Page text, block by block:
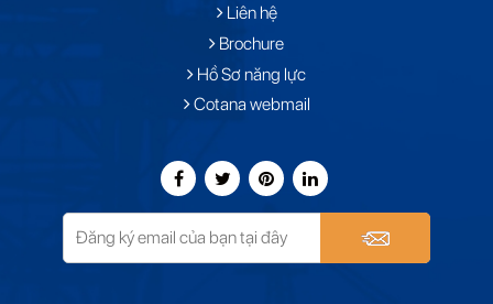
Liên hệ
Brochure
Hồ Sơ năng lực
Cotana webmail